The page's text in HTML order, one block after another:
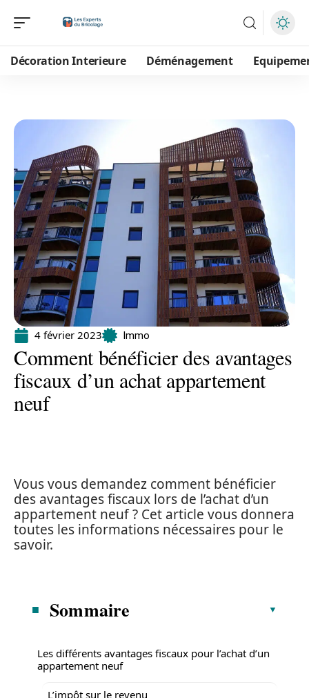
Décoration Interieure Déménagement
4 février 2023 Immo
Comment bénéficier des avantages
fiscaux d’un achat appartement
neuf
Vous vous demandez comment bénéficier
des avantages fiscaux lors de l’achat d’un
appartement neuf ? Cet article vous donnera
toutes les informations nécessaires pour le
savoir.
Sommaire
Les différents avantages fiscaux pour l’achat d’un
appartement neuf
L’impôt sur le revenu